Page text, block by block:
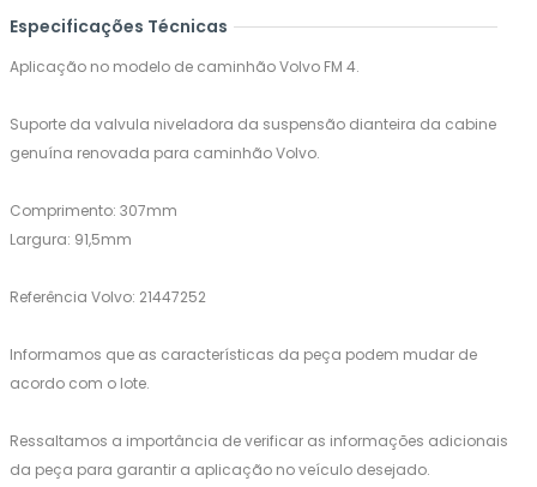
Especificações Técnicas
Aplicação no modelo de caminhão Volvo FM 4.
Suporte da valvula niveladora da suspensão dianteira da cabine
genuína renovada para caminhão Volvo.
Comprimento: 307mm
Largura: 91,5mm
Referência Volvo: 21447252
Informamos que as características da peça podem mudar de
acordo com o lote.
Ressaltamos a importância de verificar as informações adicionais
da peça para garantir a aplicação no veículo desejado.